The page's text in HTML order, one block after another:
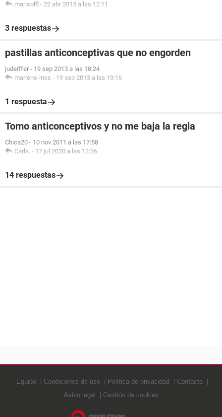
marisolfl - 22 abr 2015 a las 12:11
3 respuestas
pastillas anticonceptivas que no engorden
judeiffer - 19 sep 2013 a las 18:24
marlene-ines - 19 sep 2013 a las 19:16
1 respuesta
Tomo anticonceptivos y no me baja la regla
Chica20 - 10 nov 2011 a las 17:58
Carla. - 17 jul 2020 a las 12:26
14 respuestas
Equipo Condiciones de uso Política de privacidad
Contacto
Aviso legal
Gestión de cookies